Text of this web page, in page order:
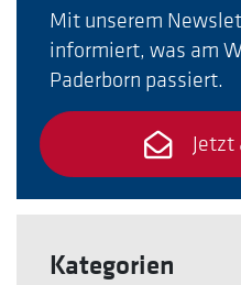
Mit unserem
informiert, was am
Paderborn passiert.
Jetzt
Kategorien